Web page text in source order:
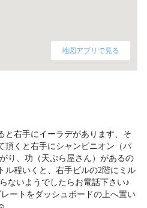
地図アプリで見る
と右手にイーラデがあります、そ
頂くと右手にシャンピニオン（パ
り、功（天ぷら屋さん）があるの
ル程いくと、右手ビルの2階にミル
ないようでしたらお電話下さい♪
ートをダッシュボードの上へ置い